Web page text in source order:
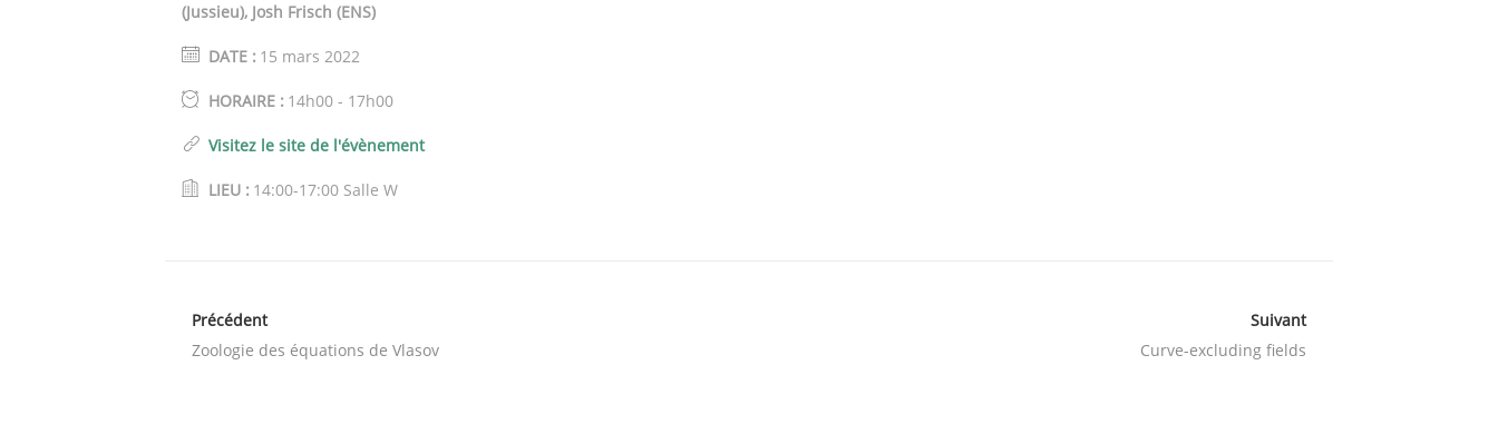
(Jussieu), Josh Frisch (ENS)
DATE : 15 mars 2022
HORAIRE : 14h00 - 17h00
Visitez le site de l'évènement
LIEU : 14:00-17:00 Salle W
Précédent
Zoologie des équations de Vlasov
Suivant
Curve-excluding fields